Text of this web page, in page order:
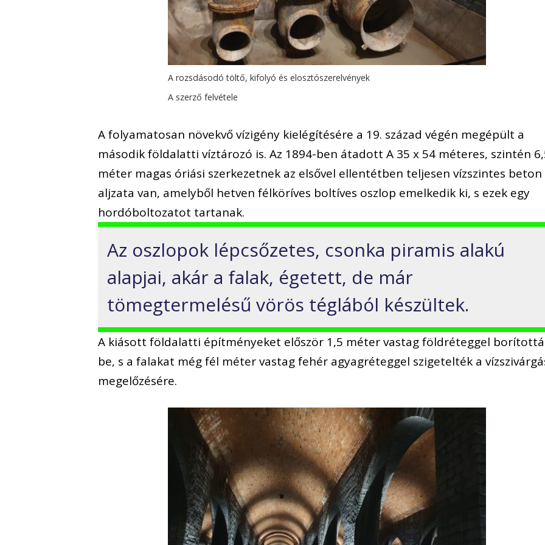
A rozsdásodó töltő, kifolyó és elosztószerelvények
A szerző felvétele
A folyamatosan növekvő vízigény kielégítésére a 19. század végén megépült a
második földalatti víztározó is. Az 1894-ben átadott A 35 x 54 méteres, szintén
méter magas óriási szerkezetnek az elsővel ellentétben teljesen vízszintes beton
aljzata van, amelyből hetven félköríves boltíves oszlop emelkedik ki, s ezek egy
hordóboltozatot tartanak.
Az oszlopok lépcsőzetes, csonka piramis alakú
alapjai, akár a falak, égetett, de már
tömegtermelésű vörös téglából készültek.
A kiásott földalatti építményeket először 1,5 méter vastag földréteggel
be, s a falakat még fél méter vastag fehér agyagréteggel szigetelték a
megelőzésére.